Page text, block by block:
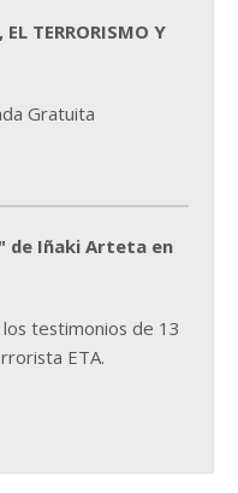
EL TERRORISMO Y
Gratuita
de Iñaki Arteta en
testimonios de 13
ETA.